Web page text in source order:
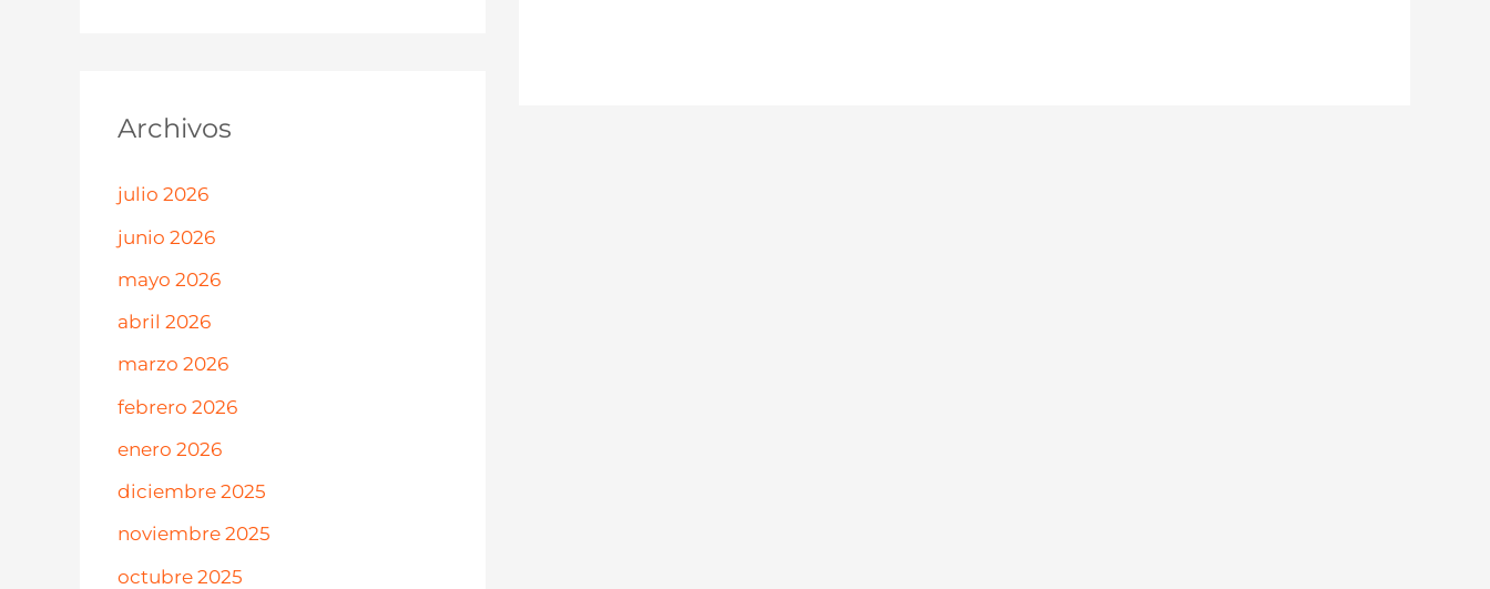
Archivos
julio 2026
junio 2026
mayo 2026
abril 2026
marzo 2026
febrero 2026
enero 2026
diciembre 2025
noviembre 2025
octubre 2025